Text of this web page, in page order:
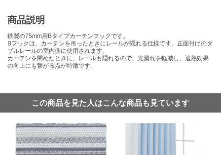
商品説明
鉄製の75mm用Bタイプカーテンフックです。
Bフックは、カーテンを吊ったときにレールが隠れる仕様です。正面付けのダ
ブルレールの室内側に使用されます。
カーテンを閉めたときに、レールも隠れるので、光漏れを軽減し、遮熱効果
の向上にも繋がる点が特徴です。
この商品を見た人はこんな商品も見ています